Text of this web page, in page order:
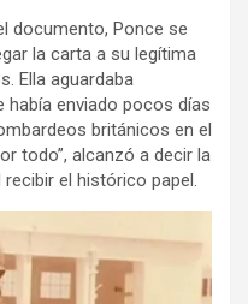
documento, Ponce se
la carta a su legítima
Ella aguardaba
había enviado pocos días
británicos en el
todo”, alcanzó a decir la
el histórico papel.